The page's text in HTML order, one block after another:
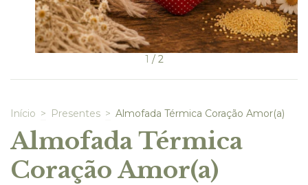
1 / 2
Início > Presentes > Almofada Térmica Coração Amor(a)
Almofada Térmica
Coração Amor(a)